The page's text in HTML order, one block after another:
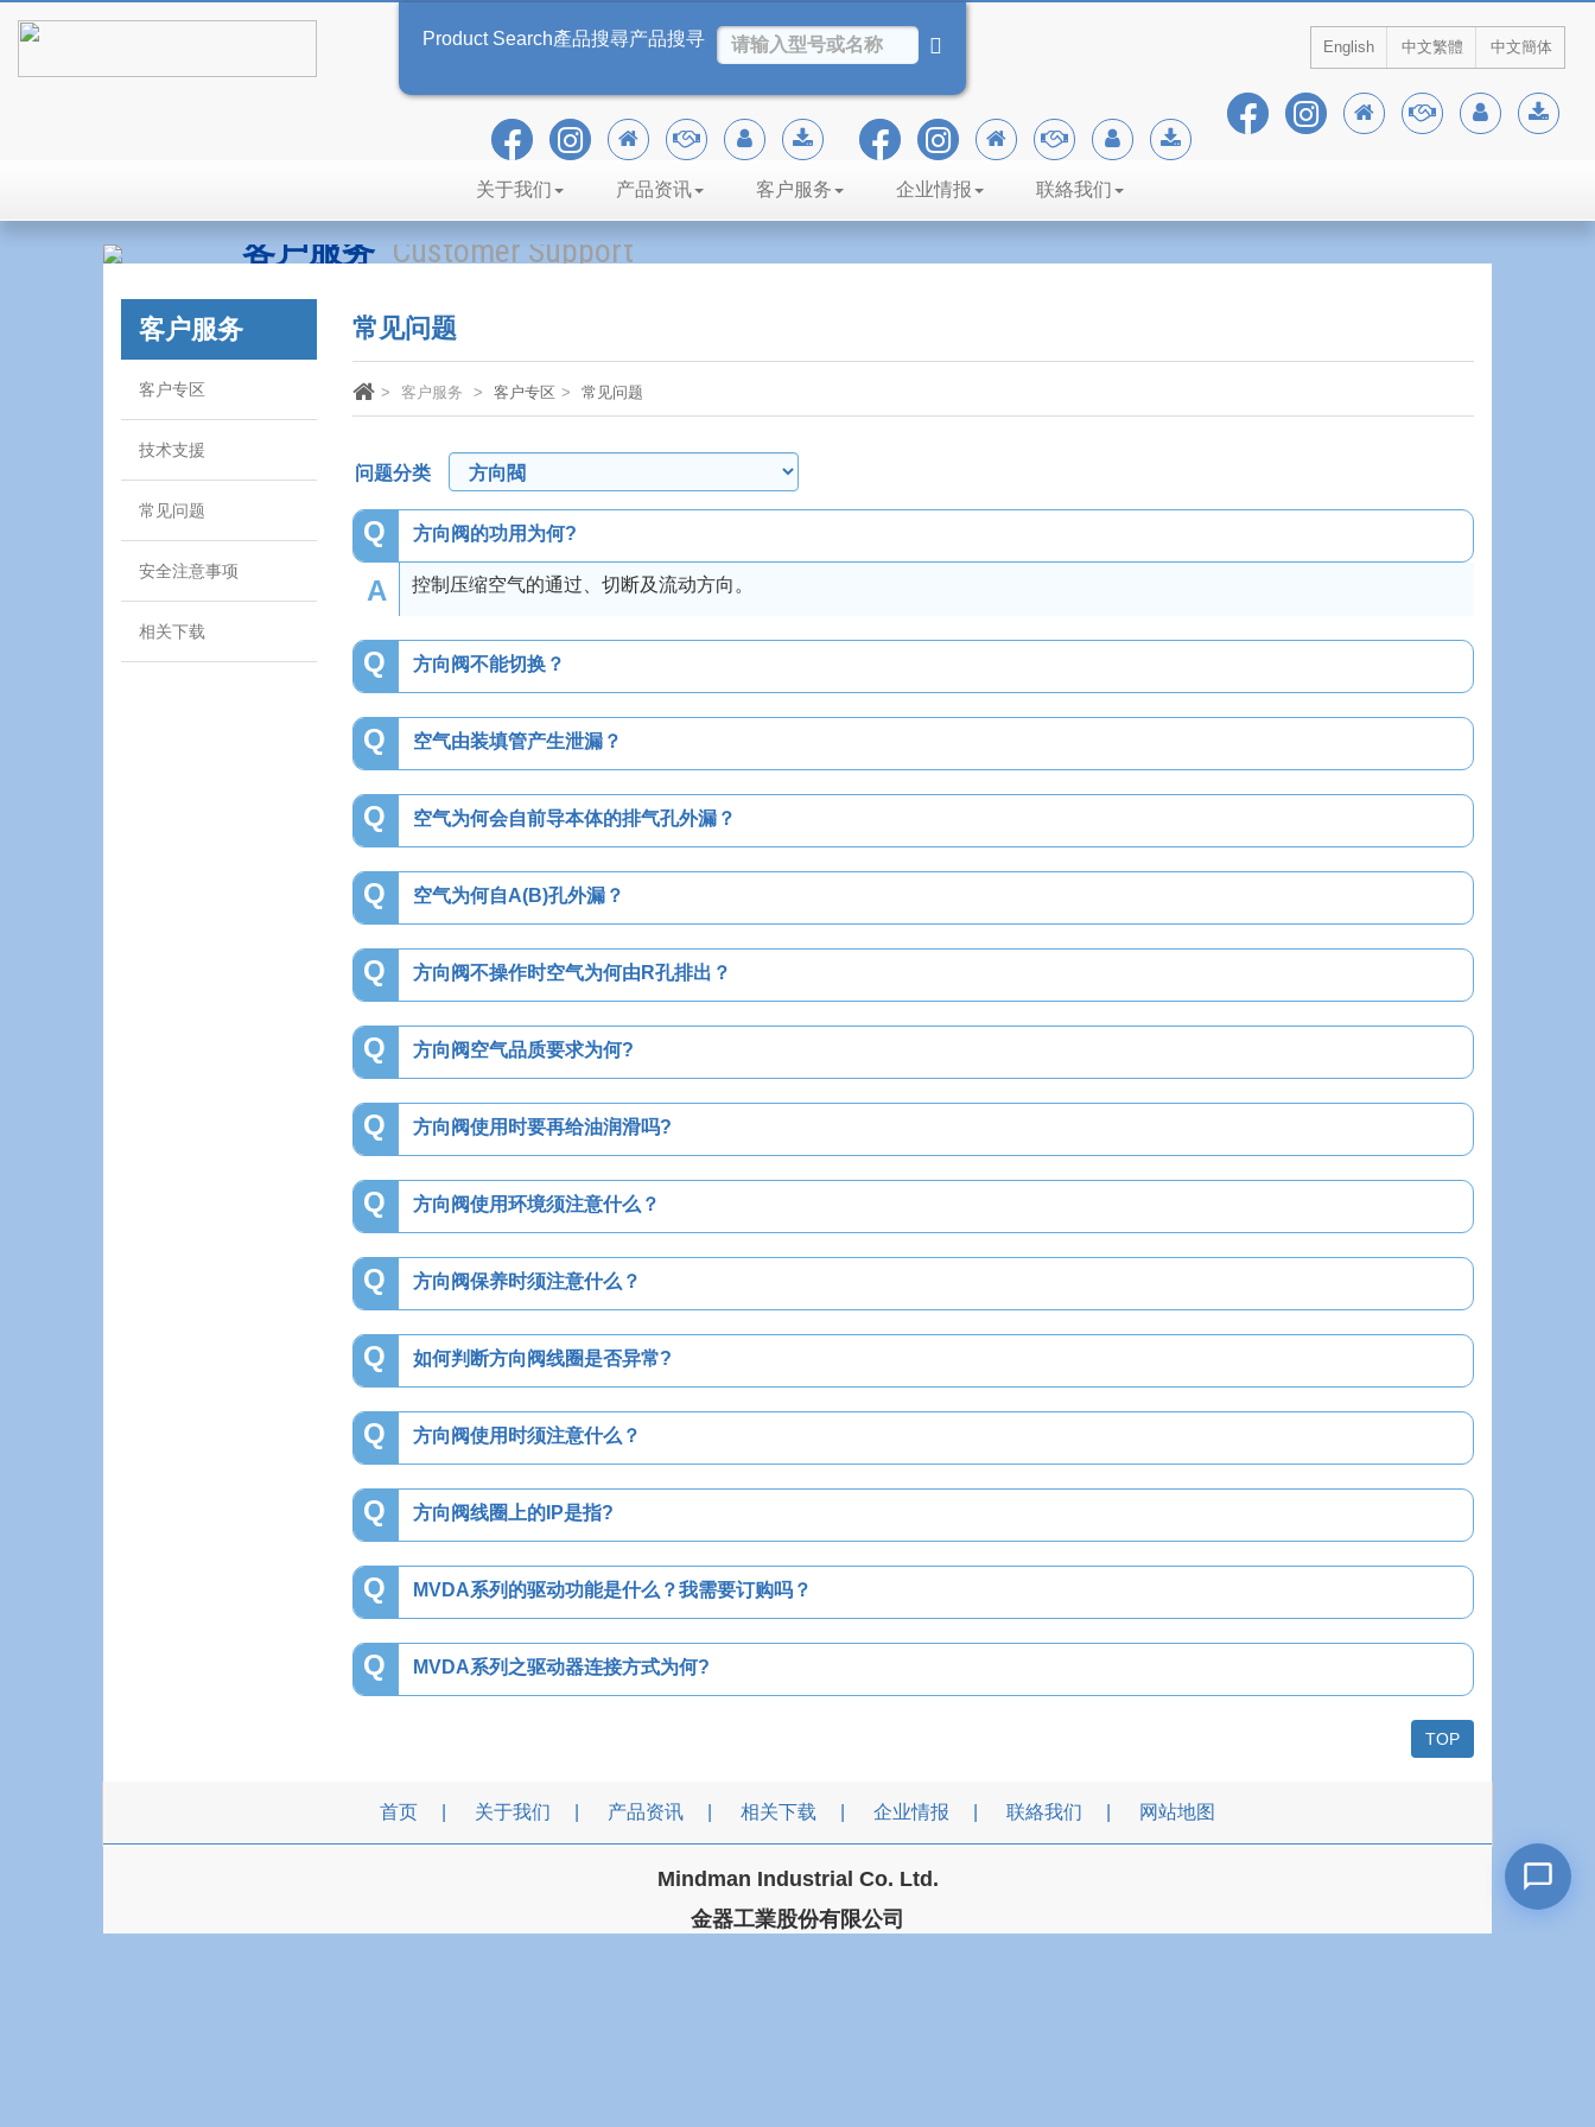
English 中文繁體 中文簡体
Product Search產品搜尋产品搜寻
关于我们 产品资讯 客户服务 企业情报 联絡我们
客户服务 Customer Support
客户服务
客户专区
技术支援
常见问题
安全注意事项
相关下载
常见问题
客户服务 客户专区 常见问题
问题分类
Q 方向阀的功用为何?
A 控制压缩空气的通过、切断及流动方向。
Q 方向阀不能切换？
Q 空气由装填管产生泄漏？
Q 空气为何会自前导本体的排气孔外漏？
Q 空气为何自A(B)孔外漏？
Q 方向阀不操作时空气为何由R孔排出？
Q 方向阀空气品质要求为何?
Q 方向阀使用时要再给油润滑吗?
Q 方向阀使用环境须注意什么？
Q 方向阀保养时须注意什么？
Q 如何判断方向阀线圈是否异常?
Q 方向阀使用时须注意什么？
Q 方向阀线圈上的IP是指?
Q MVDA系列的驱动功能是什么？我需要订购吗？
Q MVDA系列之驱动器连接方式为何?
TOP
首页 关于我们 产品资讯 相关下载 企业情报 联絡我们 网站地图
Mindman Industrial Co. Ltd.
金器工業股份有限公司